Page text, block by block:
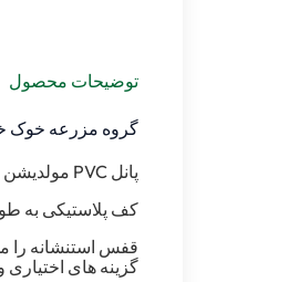
توضیحات محصول
گروه مزرعه خوک
پانل PVC مولدیشن می تواند به دلیل کیفیت ضد آتش ، ضد آب و همچنین آسان تمیز کردن آن برای حصار استفاده شود.
کف پلاستیکی به
قفس استنشانه را
گزینه های اختیاری